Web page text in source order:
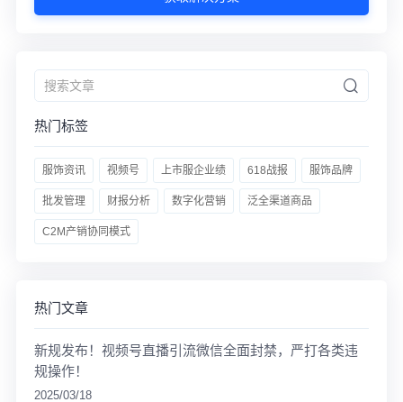
热门标签
服饰资讯 视频号 上市服企业绩 618战报 服饰品牌
批发管理 财报分析 数字化营销 泛全渠道商品
C2M产销协同模式
热门文章
新规发布！视频号直播引流微信全面封禁，严打各类违
规操作！
2025/03/18